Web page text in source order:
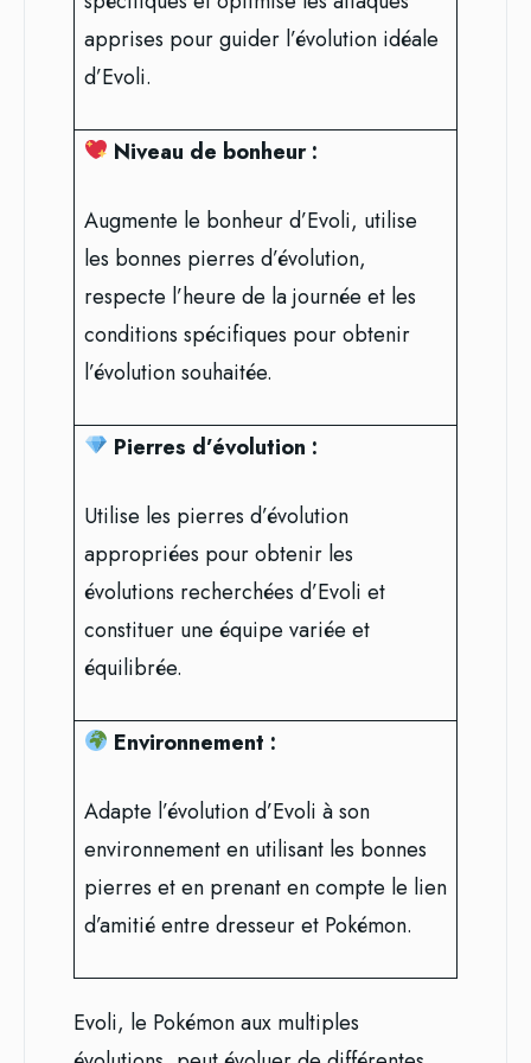
apprises pour guider l’évolution idéale
d’Evoli.
Niveau de bonheur :
Augmente le bonheur d’Evoli, utilise
les bonnes pierres d’évolution,
respecte l’heure de la journée et les
conditions spécifiques pour obtenir
l’évolution souhaitée.
Pierres d’évolution :
Utilise les pierres d’évolution
appropriées pour obtenir les
évolutions recherchées d’Evoli et
constituer une équipe variée et
équilibrée.
Environnement :
Adapte l’évolution d’Evoli à son
environnement en utilisant les bonnes
pierres et en prenant en compte le lien
d’amitié entre dresseur et Pokémon.
Evoli, le Pokémon aux multiples